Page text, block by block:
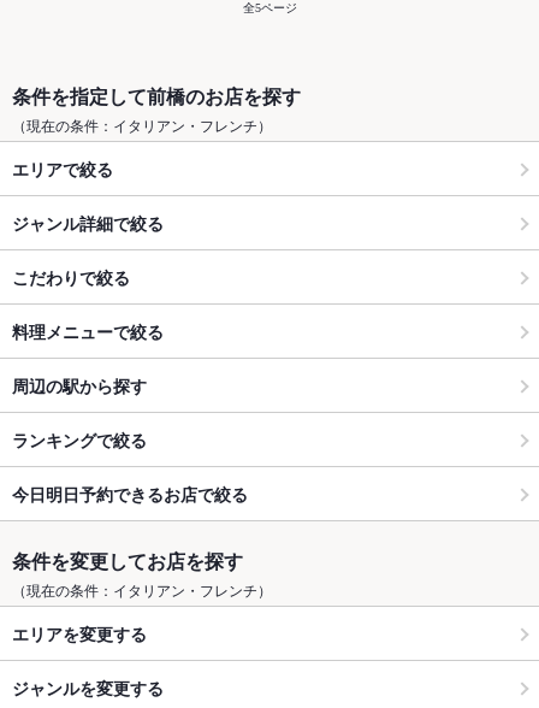
全5ページ
条件を指定して前橋のお店を探す
（現在の条件：イタリアン・フレンチ）
エリアで絞る
ジャンル詳細で絞る
こだわりで絞る
料理メニューで絞る
周辺の駅から探す
ランキングで絞る
今日明日予約できるお店で絞る
条件を変更してお店を探す
（現在の条件：イタリアン・フレンチ）
エリアを変更する
ジャンルを変更する